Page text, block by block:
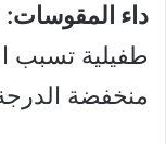
داء المقوسات:
طفيلية تسبب
منخفضة